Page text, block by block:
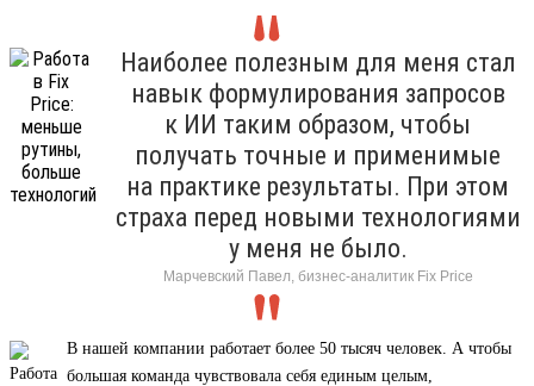
Наиболее полезным для меня стал
навык формулирования запросов
к ИИ таким образом, чтобы
получать точные и применимые
на практике результаты. При этом
страха перед новыми технологиями
у меня не было.
Марчевский Павел, бизнес-аналитик Fix Price
В нашей компании работает более 50 тысяч человек. А чтобы
большая команда чувствовала себя единым целым,